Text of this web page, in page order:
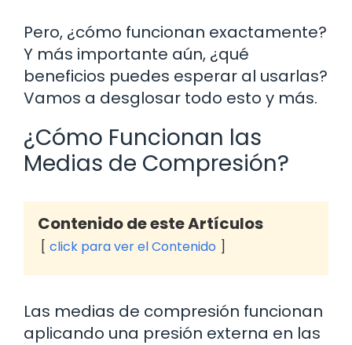
Pero, ¿cómo funcionan exactamente?
Y más importante aún, ¿qué
beneficios puedes esperar al usarlas?
Vamos a desglosar todo esto y más.
¿Cómo Funcionan las
Medias de Compresión?
Contenido de este Artículos
click para ver el Contenido
Las medias de compresión funcionan
aplicando una presión externa en las